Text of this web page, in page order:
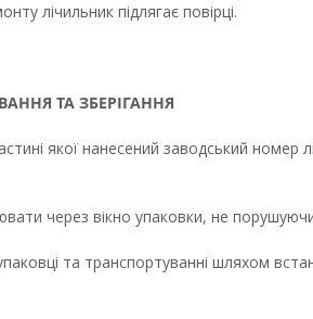
лічильник підлягає повірці.
ТА ЗБЕРІГАННЯ
якої нанесений заводський номер
через вікно упаковки, не
та транспортуванні шляхом